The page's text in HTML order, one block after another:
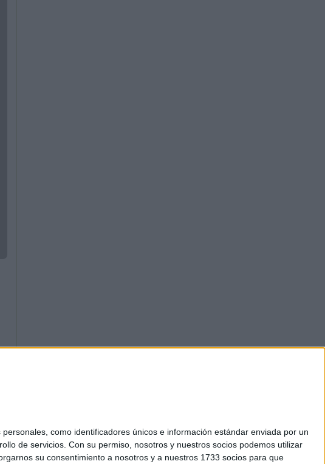
como identificadores únicos e información estándar enviada por un
de servicios. Con su permiso, nosotros y nuestros socios podemos utilizar
su consentimiento a nosotros y a nuestros 1733 socios para que
de cookies
- Tel. +34 91 593 2767